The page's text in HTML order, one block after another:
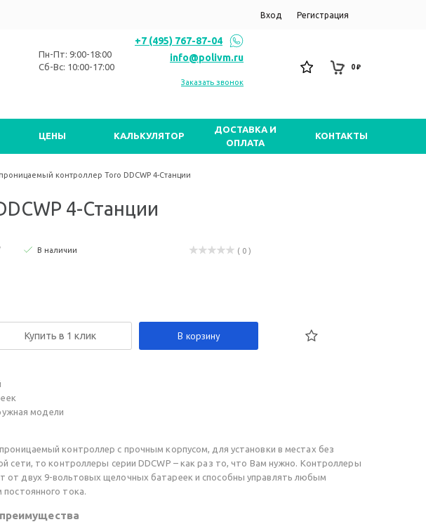
Вход Регистрация
Пн-Пт: 9:00-18:00
Сб-Вс: 10:00-17:00
+7 (495) 767-87-04
info@polivm.ru
Заказать звонок
0 ₽
ЦЕНЫ КАЛЬКУЛЯТОР
ДОСТАВКА И
ОПЛАТА
КОНТАКТЫ
контроллер Toro DDCWP 4-Станции
4-Станции
В наличии ( 0 )
Купить в 1 клик В корзину
модели
контроллер с прочным корпусом, для установки в местах без
сети, то контроллеры серии DDCWP – как раз то, что Вам нужно. Контроллеры
от двух 9-вольтовых щелочных батареек и способны управлять любым
тока.